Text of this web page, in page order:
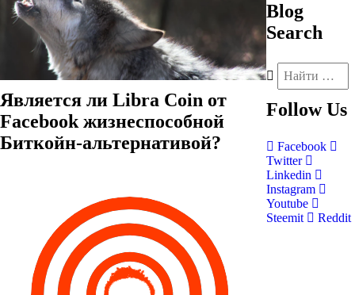
Является ли Libra Coin от
Facebook жизнеспособной
Биткойн-альтернативой?
Blog
Search
Follow Us
Facebook
Twitter
Linkedin
Instagram
Youtube
Steemit
Reddit